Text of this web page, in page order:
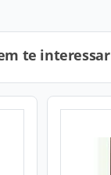
te interessar